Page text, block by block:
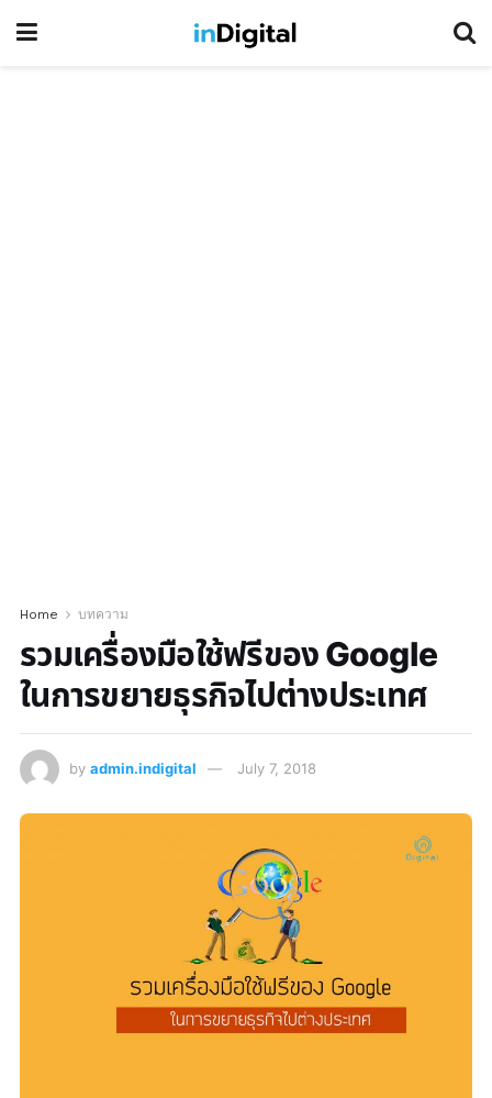
Home บทความ
รวมเครื่องมือใช้ฟรีของ Google
ในการขยายธุรกิจไปต่างประเทศ
by admin.indigital July 7, 2018